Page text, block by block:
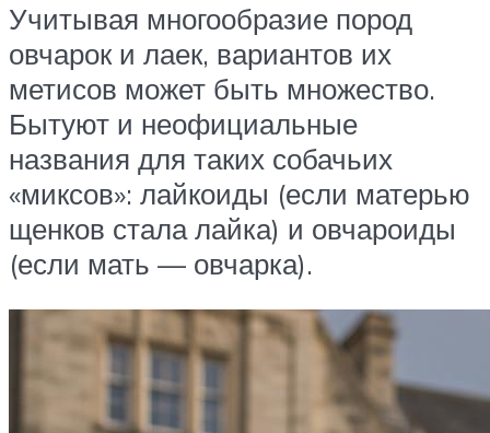
Учитывая многообразие пород
овчарок и лаек, вариантов их
метисов может быть множество.
Бытуют и неофициальные
названия для таких собачьих
«миксов»: лайкоиды (если матерью
щенков стала лайка) и овчароиды
(если мать — овчарка).